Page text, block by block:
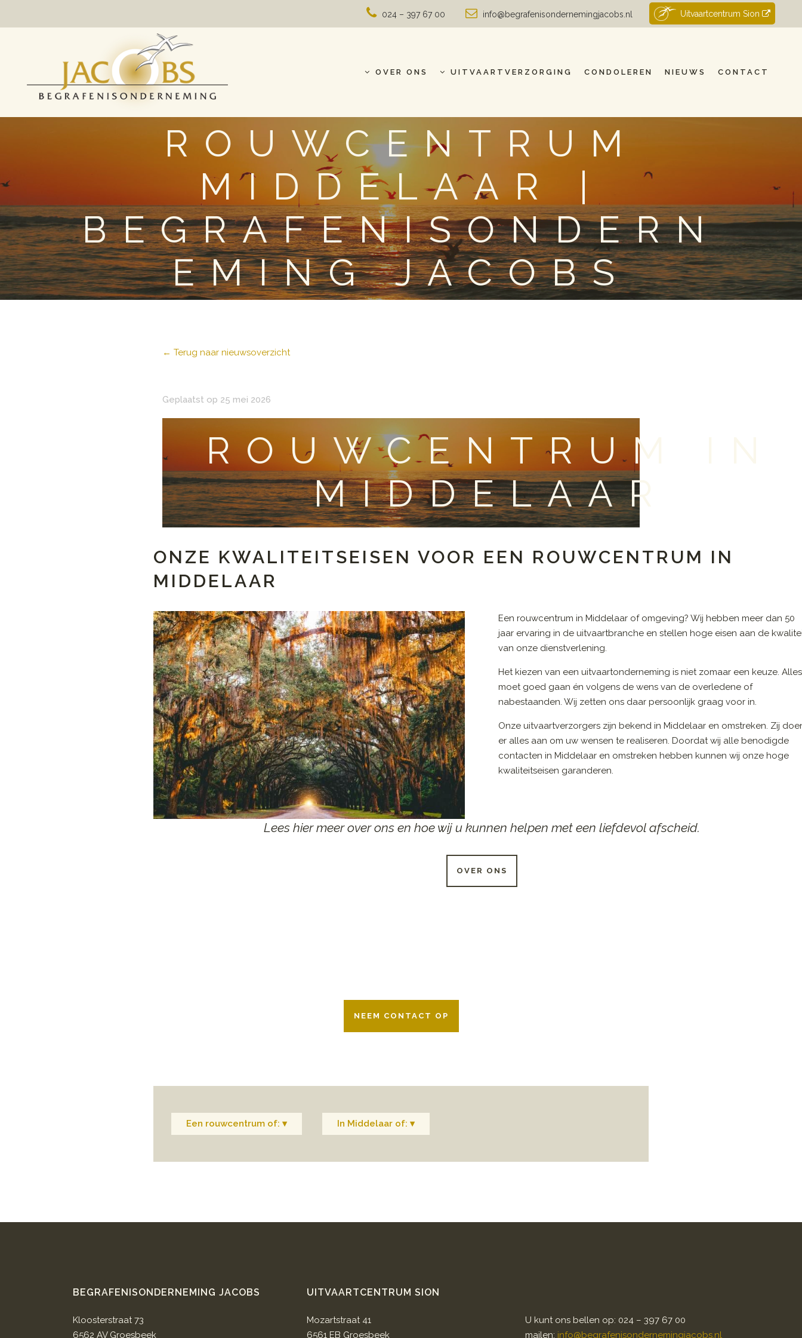
024 – 397 67 00 info@begrafenisondernemingjacobs.nl Uitvaartcentrum Sion
OVER ONS UITVAARTVERZORGING CONDOLEREN NIEUWS CONTACT
ROUWCENTRUM
MIDDELAAR |
BEGRAFENISONDERN
EMING JACOBS
← Terug naar nieuwsoverzicht
Geplaatst op 25 mei 2026
ROUWCENTRUM IN
MIDDELAAR
ONZE KWALITEITSEISEN VOOR EEN ROUWCENTRUM IN
MIDDELAAR
Een rouwcentrum in Middelaar of omgeving? Wij hebben meer dan 50
jaar ervaring in de uitvaartbranche en stellen hoge eisen aan de
van onze dienstverlening.
Het kiezen van een uitvaartonderneming is niet zomaar een keuze. Alles
moet goed gaan én volgens de wens van de overledene of
nabestaanden. Wij zetten ons daar persoonlijk graag voor in.
Onze uitvaartverzorgers zijn bekend in Middelaar en omstreken. Zij
er alles aan om uw wensen te realiseren. Doordat wij alle benodigde
contacten in Middelaar en omstreken hebben kunnen wij onze hoge
kwaliteitseisen garanderen.
Lees hier meer over ons en hoe wij u kunnen helpen met een liefdevol afscheid.
OVER ONS
NEEM CONTACT OP
Een rouwcentrum of: ▾ In Middelaar of: ▾
BEGRAFENISONDERNEMING JACOBS
Kloosterstraat 73
6562 AV Groesbeek
UITVAARTCENTRUM SION
Mozartstraat 41
6561 EB Groesbeek
U kunt ons bellen op: 024 – 397 67 00
mailen: info@begrafenisondernemingjacobs.nl